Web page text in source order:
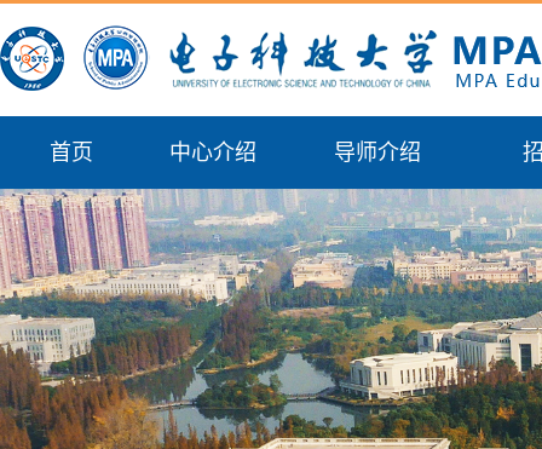
首页 中心介绍 导师介绍